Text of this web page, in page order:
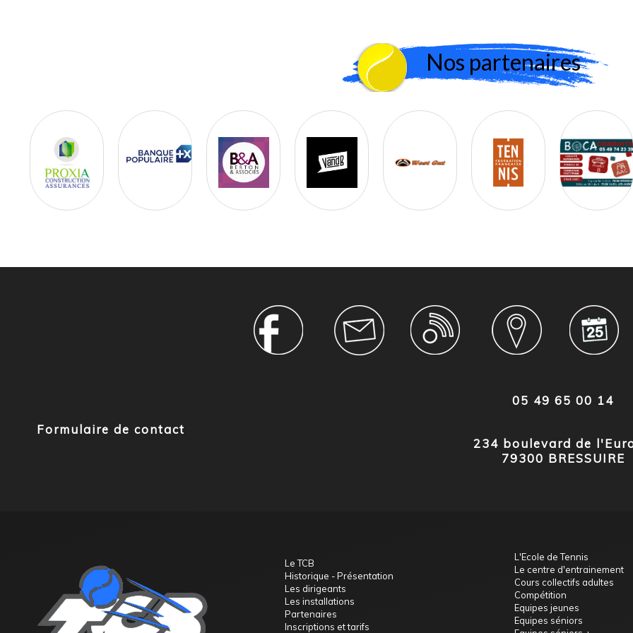
Nos partenaires
Formulaire de contact
05 49 65 00 14
234 boulevard de
79300 BRESSUIRE
Le TCB
Historique - Présentation
Les dirigeants
Les installations
Partenaires
Inscriptions et tarifs
L'Ecole de Tennis
Le centre d'entrainement
Cours collectifs adultes
Compétition
Equipes jeunes
Equipes séniors